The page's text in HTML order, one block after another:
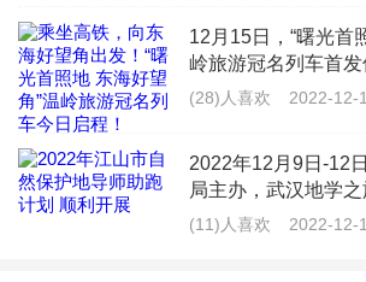
进一步加强浙江省科技制造竞争优势贡
厚的技术研发实力和高水准制造能力
了“浙江省专利示范企业”、行业首批“
业”、行业首个通过“五星品牌”和“五星
牌等殊荣。2021年上半年，绿源还顺
造”认证，成为浙江制造业先进性的区
12月15日，“曙光首
岭旅游冠名列车首
举行！借力高铁引擎
(28)人喜欢 2022-12-
2022年12月9日-12
局主办，武汉地学
山市林业局自然保护
(11)人喜欢 2022-12-